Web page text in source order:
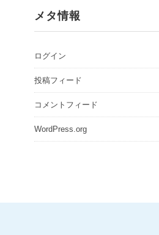
メタ情報
ログイン
投稿フィード
コメントフィード
WordPress.org